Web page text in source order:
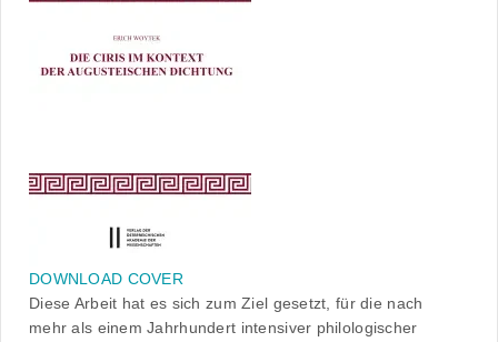
DOWNLOAD COVER
Diese Arbeit hat es sich zum Ziel gesetzt, für die nach
mehr als einem Jahrhundert intensiver philologischer